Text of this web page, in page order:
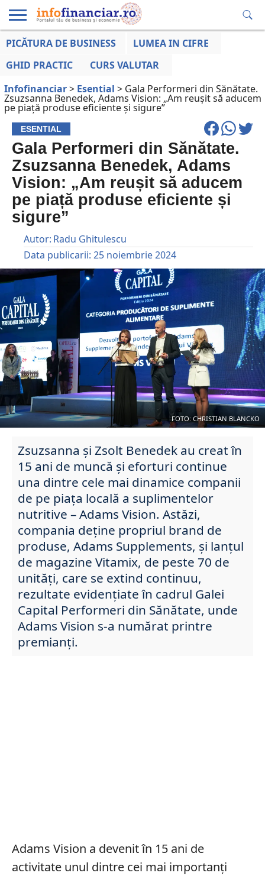
EDUCAȚIE
LA ZI
AFACERILOR
PICĂTURA DE BUSINESS
LUMEA IN CIFRE
GHID PRACTIC
CURS VALUTAR
Infofinanciar> Esential > Gala Performeri din Sănătate.
Zsuzsanna Benedek, Adams Vision: „Am reușit să aducem
pe piață produse eficiente și sigure”
ESENTIAL
Gala Performeri din Sănătate.
Zsuzsanna Benedek, Adams
Vision: „Am reușit să aducem
pe piață produse eficiente și
sigure”
Autor: Radu Ghitulescu
Data publicarii: 25 noiembrie 2024
FOTO: CHRISTIAN BLANCKO
Zsuzsanna și Zsolt Benedek au creat în
15 ani de muncă și eforturi continue
una dintre cele mai dinamice companii
de pe piața locală a suplimentelor
nutritive – Adams Vision. Astăzi,
compania deține propriul brand de
produse, Adams Supplements, și lanțul
de magazine Vitamix, de peste 70 de
unități, care se extind continuu,
rezultate evidențiate în cadrul Galei
Capital Performeri din Sănătate, unde
Adams Vision s-a numărat printre
premianți.
Adams Vision a devenit în 15 ani de
activitate unul dintre cei mai importanți